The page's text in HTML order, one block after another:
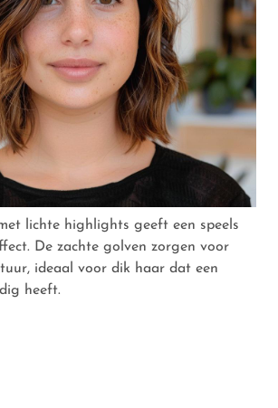
lichte highlights geeft een speels
De zachte golven zorgen voor
ideaal voor dik haar dat een
heeft.